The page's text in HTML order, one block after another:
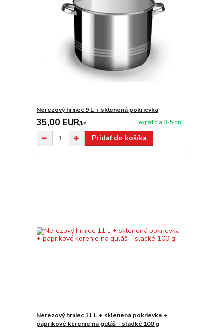
Nerezový hrniec 9 L + sklenená pokrievka
35,00 EUR/ks expedícia 3-5 dní
Pridať do košíka
Nerezový hrniec 11 L + sklenená pokrievka +
paprikové korenie na guláš - sladké 100 g